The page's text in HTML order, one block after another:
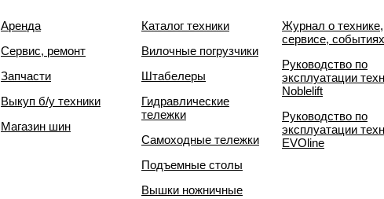
Аренда
Сервис, ремонт
Запчасти
Выкуп б/у техники
Магазин шин
Каталог техники
Вилочные погрузчики
Штабелеры
Гидравлические
тележки
Самоходные тележки
Подъемные столы
Вышки ножничные
Журнал о технике,
сервисе, событиях
Руководство по
эксплуатации
Noblelift
Руководство по
эксплуатации
EVOline